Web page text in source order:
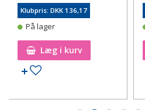
Klubpris: DKK 136,17
På lager
Læg i kurv
Tilføj til ønskeseddel